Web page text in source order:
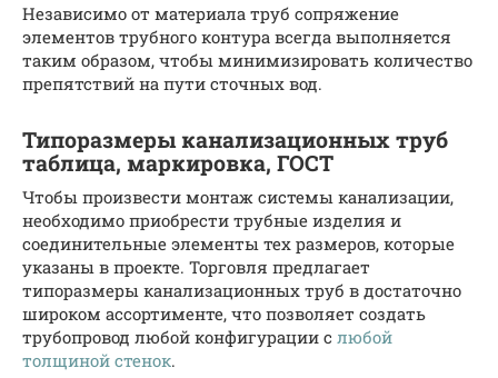
Независимо от материала труб сопряжение
элементов трубного контура всегда выполняется
таким образом, чтобы минимизировать количество
препятствий на пути сточных вод.
Типоразмеры канализационных труб
таблица, маркировка, ГОСТ
Чтобы произвести монтаж системы канализации,
необходимо приобрести трубные изделия и
соединительные элементы тех размеров, которые
указаны в проекте. Торговля предлагает
типоразмеры канализационных труб в достаточно
широком ассортименте, что позволяет создать
трубопровод любой конфигурации с любой
толщиной стенок.